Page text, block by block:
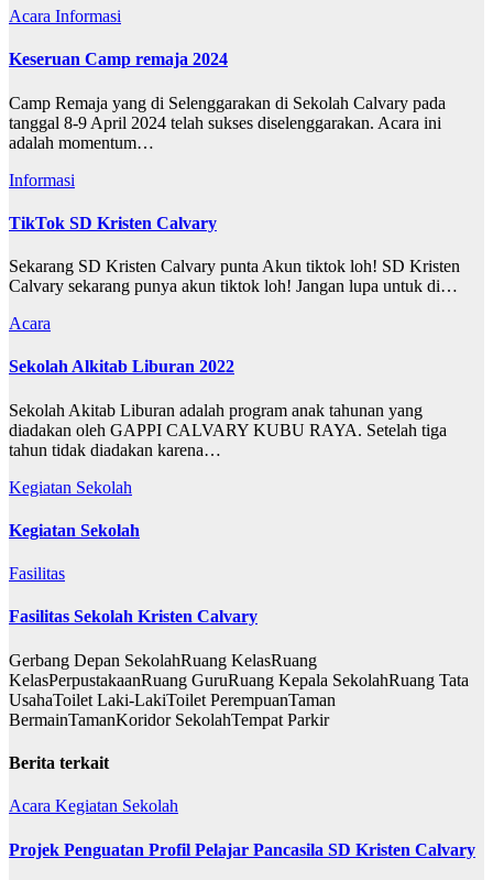
Acara Informasi
Keseruan Camp remaja 2024
Camp Remaja yang di Selenggarakan di Sekolah Calvary pada
tanggal 8-9 April 2024 telah sukses diselenggarakan. Acara ini
adalah momentum…
Informasi
TikTok SD Kristen Calvary
Sekarang SD Kristen Calvary punta Akun tiktok loh! SD Kristen
Calvary sekarang punya akun tiktok loh! Jangan lupa untuk di…
Acara
Sekolah Alkitab Liburan 2022
Sekolah Akitab Liburan adalah program anak tahunan yang
diadakan oleh GAPPI CALVARY KUBU RAYA. Setelah tiga
tahun tidak diadakan karena…
Kegiatan Sekolah
Kegiatan Sekolah
Fasilitas
Fasilitas Sekolah Kristen Calvary
Gerbang Depan SekolahRuang KelasRuang
KelasPerpustakaanRuang GuruRuang Kepala SekolahRuang Tata
UsahaToilet Laki-LakiToilet PerempuanTaman
BermainTamanKoridor SekolahTempat Parkir
Berita terkait
Acara Kegiatan Sekolah
Projek Penguatan Profil Pelajar Pancasila SD Kristen Calvary